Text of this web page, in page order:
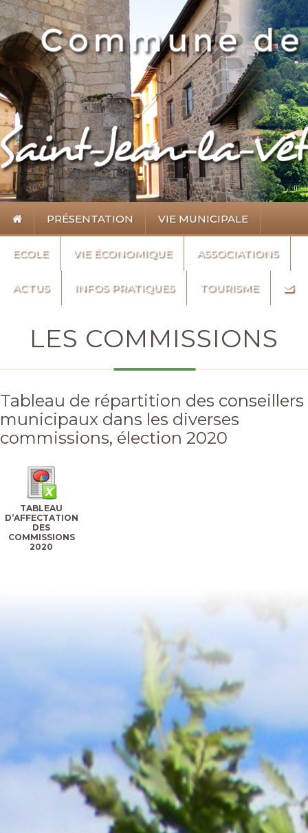
PRÉSENTATION VIE MUNICIPALE
ECOLE VIE ÉCONOMIQUE ASSOCIATIONS
ACTUS INFOS PRATIQUES TOURISME
LES COMMISSIONS
Tableau de répartition des conseillers
municipaux dans les diverses
commissions, élection 2020
TABLEAU
D’AFFECTATION
DES
COMMISSIONS
2020